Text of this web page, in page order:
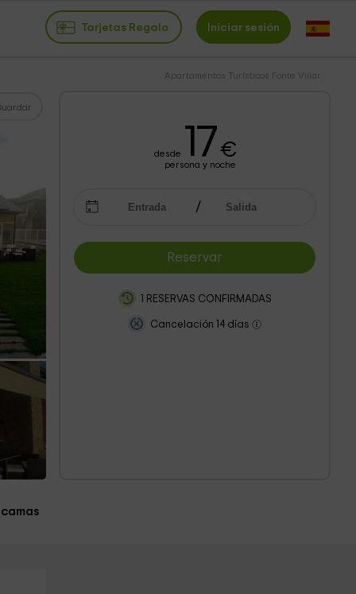
Tarjetas Regalo Iniciar sesión
Apartamentos Turísticos Fonte Villar
desde 17€
persona y noche
Reservar
1 RESERVAS CONFIRMADAS
Cancelación 14 días